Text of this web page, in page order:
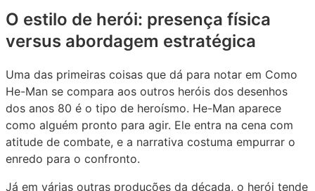
O estilo de herói: presença física
versus abordagem estratégica
Uma das primeiras coisas que dá para notar em Como
He-Man se compara aos outros heróis dos desenhos
dos anos 80 é o tipo de heroísmo. He-Man aparece
como alguém pronto para agir. Ele entra na cena com
atitude de combate, e a narrativa costuma empurrar o
enredo para o confronto.
Já em várias outras produções da década, o herói tende